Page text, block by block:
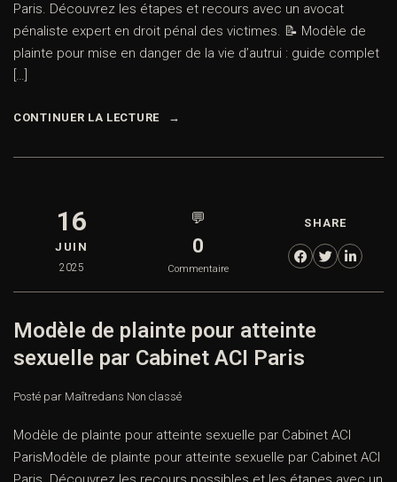
Paris. Découvrez les étapes et recours avec un avocat
pénaliste expert en droit pénal des victimes. 📝 Modèle de
plainte pour mise en danger de la vie d’autrui : guide complet
[…]
CONTINUER LA LECTURE
16
JUIN
2025
💬
0
Commentaire
SHARE
Modèle de plainte pour atteinte
sexuelle par Cabinet ACI Paris
Posté par Maîtredans Non classé
Modèle de plainte pour atteinte sexuelle par Cabinet ACI
ParisModèle de plainte pour atteinte sexuelle par Cabinet ACI